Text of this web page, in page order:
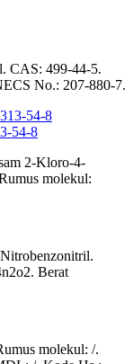
CAS: 499-44-5.
No.: 207-880-7.
54-8
2-Kloro-4-
molekul:
Berat
molekul: /.